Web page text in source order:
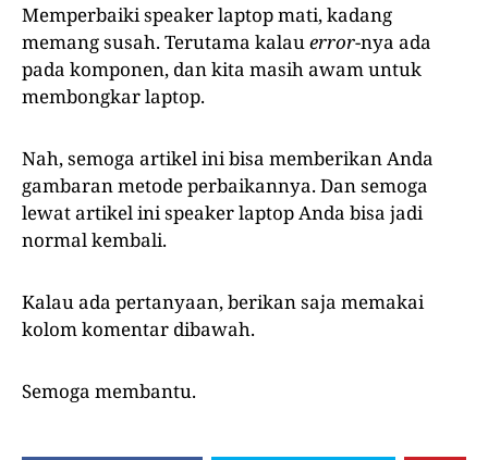
Memperbaiki speaker laptop mati, kadang
memang susah. Terutama kalauerror-nya ada
pada komponen, dan kita masih awam untuk
membongkar laptop.
Nah, semoga artikel ini bisa memberikan Anda
gambaran metode perbaikannya. Dan semoga
lewat artikel ini speaker laptop Anda bisa jadi
normal kembali.
Kalau ada pertanyaan, berikan saja memakai
kolom komentar dibawah.
Semoga membantu.